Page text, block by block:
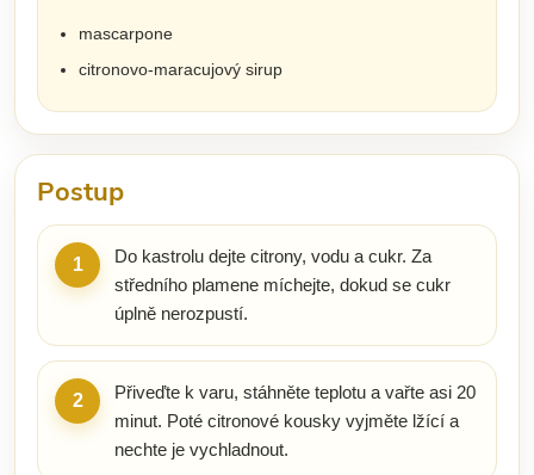
mascarpone
citronovo-maracujový sirup
Postup
1
Do kastrolu dejte citrony, vodu a cukr. Za
středního plamene míchejte, dokud se cukr
úplně nerozpustí.
2
Přiveďte k varu, stáhněte teplotu a vařte asi 20
minut. Poté citronové kousky vyjměte lžící a
nechte je vychladnout.